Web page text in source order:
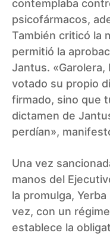
contemplaba
psicofármacos,
También criticó la
permitió la
Jantus. «Garolera,
votado su propio
firmado, sino que
dictamen de
perdían»,
Una vez
manos del
la promulga,
vez, con un
establece la